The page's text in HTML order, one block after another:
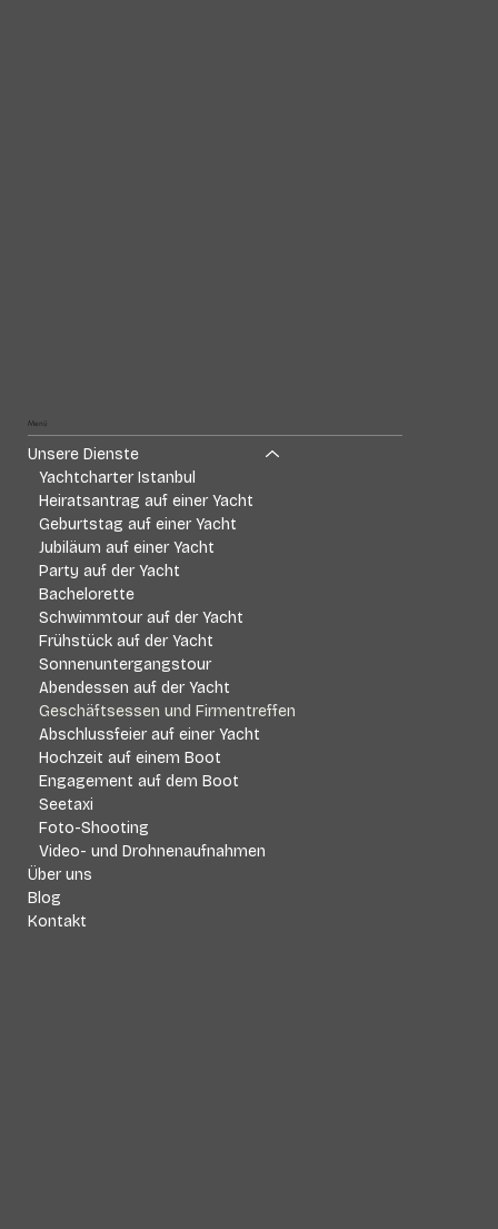
Menü
Unsere Dienste
Yachtcharter Istanbul
Heiratsantrag auf einer Yacht
Geburtstag auf einer Yacht
Jubiläum auf einer Yacht
Party auf der Yacht
Bachelorette
Schwimmtour auf der Yacht
Frühstück auf der Yacht
Sonnenuntergangstour
Abendessen auf der Yacht
Geschäftsessen und Firmentreffen
Abschlussfeier auf einer Yacht
Hochzeit auf einem Boot
Engagement auf dem Boot
Seetaxi
Foto-Shooting
Video- und Drohnenaufnahmen
Über uns
Blog
Kontakt